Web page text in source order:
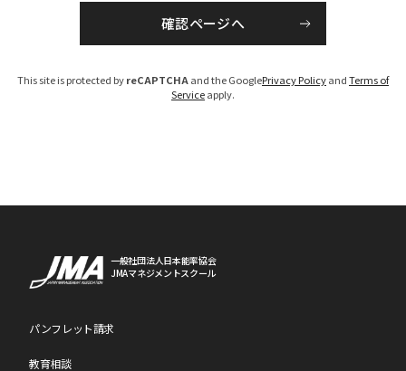
【参加証・請求書の発行・発送について】
請求書は、各セミナー、大会ごとに発行のうえ各開催１か月前か
ら、PDFでお届けいたします。
※参加区分に誤りがある場合は、参加料を修正のうえ、請求書を発
行させていただきます。
絡ください。
【参加日程の変更について】
This site is protected byreCAPTCHAand the GooglePrivacy PolicyandTerms of
Serviceapply.
一般社団法人日本能率協会
JMAマネジメントスクール
パンフレット請求
教育相談